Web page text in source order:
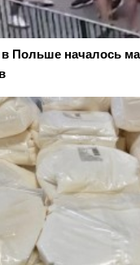
Польше началось